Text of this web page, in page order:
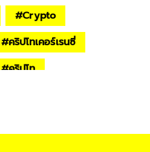
#Crypto
#คริปโทเคอร์เรนซี่
#คริปโท